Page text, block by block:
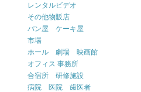
レンタルビデオ
その他物販店
パン屋 ケーキ屋
市場
ホール 劇場 映画館
オフィス 事務所
合宿所 研修施設
病院 医院 歯医者